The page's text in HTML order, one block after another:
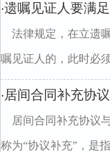
·遗嘱见证人要满
法律规定，在立遗
嘱见证人的，此时必
· 居间合同补充协
居间合同补充协议
称为“协议补充”，是